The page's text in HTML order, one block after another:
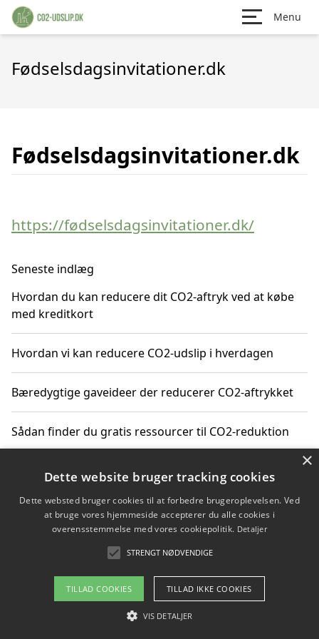
Menu
Fødselsdagsinvitationer.dk
Fødselsdagsinvitationer.dk
https://fødselsdagsinvitationer.dk/
Seneste indlæg
Hvordan du kan reducere dit CO2-aftryk ved at købe
med kreditkort
Hvordan vi kan reducere CO2-udslip i hverdagen
Bæredygtige gaveideer der reducerer CO2-aftrykket
Sådan finder du gratis ressourcer til CO2-reduktion
Hvordan gadgets til hjemmet kan reducere CO2-udslip
Copyright 2026 - Pilanto Aps
Om / kontakt
Blog Betingelser
×
Dette website bruger tracking cookies
Dette websted bruger cookies til at forbedre brugeroplevelsen. Ved
at bruge vores hjemmeside accepterer du alle cookies i
overensstemmelse med vores cookiepolitik. Detaljer
STRENGT NØDVENDIGE
TILLAD COOKIES TILLAD IKKE COOKIES
VIS DETALJER